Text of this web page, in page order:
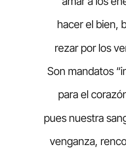
hacer el bien,
rezar por los
Son mandatos
para el
pues nuestra
venganza,